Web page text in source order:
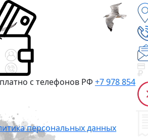
с телефонов РФ +7 978 854
персональных данных